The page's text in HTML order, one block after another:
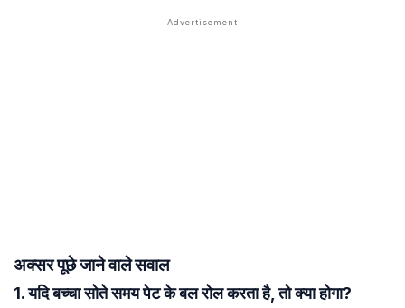
अक्सर पूछे जाने वाले सवाल
1. यदि बच्चा सोते समय पेट के बल रोल करता है, तो क्या होगा?